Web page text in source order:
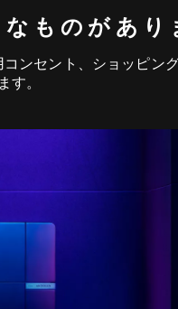
ものがあり
ンセント、ショッピン
す。